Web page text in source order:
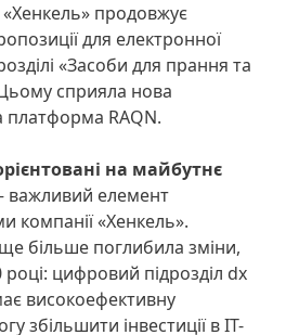
«Хенкель» продовжує
для електронної
«Засоби для прання та
сприяла нова
платформа RAQN.
на майбутнє
важливий елемент
компанії «Хенкель».
більше поглибила зміни,
році: цифровий підрозділ dx
високоефективну
збільшити інвестиції в ІТ-